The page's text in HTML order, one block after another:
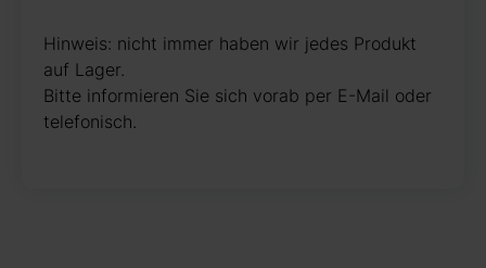
Hinweis: nicht immer haben wir jedes Produkt
auf Lager.
Bitte informieren Sie sich vorab per E-Mail oder
telefonisch.